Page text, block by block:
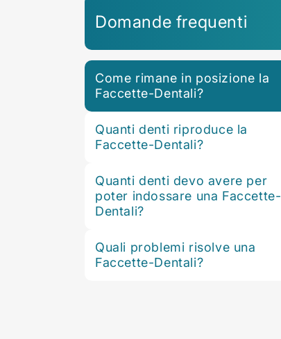
Domande frequenti
Come rimane in posizione la
Faccette-Dentali?
Quanti denti riproduce la
Faccette-Dentali?
Quanti denti devo avere per
poter indossare una Faccette-
Dentali?
Quali problemi risolve una
Faccette-Dentali?